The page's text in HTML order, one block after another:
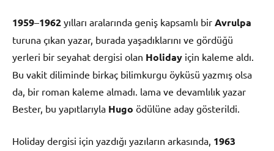
1959–1962 yılları aralarında geniş kapsamlı bir Avrulpa
turuna çıkan yazar, burada yaşadıklarını ve gördüğü
yerleri bir seyahat dergisi olan Holiday için kaleme aldı.
Bu vakit diliminde birkaç bilimkurgu öyküsü yazmış olsa
da, bir roman kaleme almadı. lama ve devamlılık yazar
Bester, bu yapıtlarıyla Hugo ödülüne aday gösterildi.
Holiday dergisi için yazdığı yazıların arkasında, 1963